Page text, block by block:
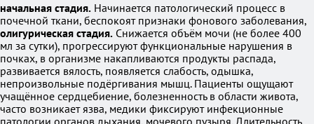
начальная стадия. Начинается патологический процесс в
почечной ткани, беспокоят признаки фонового заболевания,
олигурическая стадия. Снижается объём мочи (не более 400
мл за сутки), прогрессируют функциональные нарушения в
почках, в организме накапливаются продукты распада,
развивается вялость, появляется слабость, одышка,
непроизвольные подёргивания мышц. Пациенты ощущают
учащённое сердцебиение, болезненность в области живота,
часто возникает язва, медики фиксируют инфекционные
патологии органов дыхания, мочевого пузыря. Длительность